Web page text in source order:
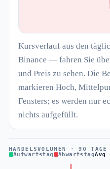
Kursverlauf aus den
Binance — fahren Sie
und Preis zu sehen. Die
markieren Hoch,
Fensters; es werden nur
nichts aufgefüllt.
HANDELSVOLUMEN · 90
Aufwärtstag
AbwärtstagAvg